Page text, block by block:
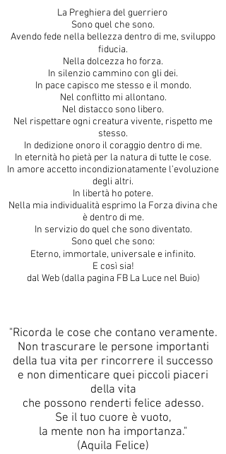
La Preghiera del guerriero
Sono quel che sono.
Avendo fede nella bellezza dentro di me, sviluppo
ﬁducia.
Nella dolcezza ho forza.
In silenzio cammino con gli dei.
In pace capisco me stesso e il mondo.
Nel conflitto mi allontano.
Nel distacco sono libero.
Nel rispettare ogni creatura vivente, rispetto me
stesso.
In dedizione onoro il coraggio dentro di me.
In eternità ho pietà per la natura di tutte le cose.
In amore accetto incondizionatamente l’evoluzione
degli altri.
In libertà ho potere.
Nella mia individualità esprimo la Forza divina che
è dentro di me.
In servizio do quel che sono diventato.
Sono quel che sono:
Eterno, immortale, universale e inﬁnito.
E così sia!
dal Web (dalla pagina FB La Luce nel Buio)
"Ricorda le cose che contano veramente.
Non trascurare le persone importanti
della tua vita per rincorrere il successo
e non dimenticare quei piccoli piaceri
della vita
che possono renderti felice adesso.
Se il tuo cuore è vuoto,
la mente non ha importanza."
(Aquila Felice)